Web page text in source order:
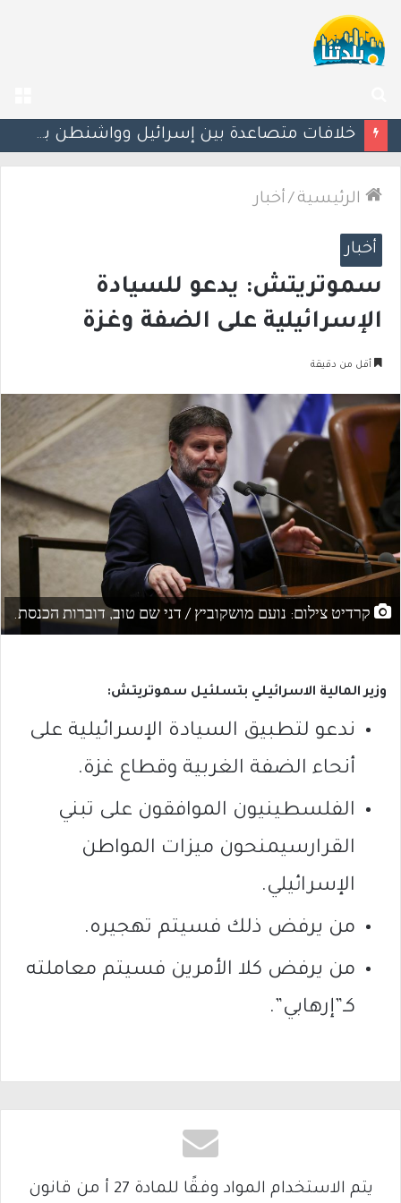
عن
قواعد جديدة لتنظيم التواصل بين الأهالي والمعلمين.. و«واتساب» قد يُحظر خارج ساعات محددة
الرئيسية / أخبار
أخبار
سموتريتش: يدعو للسيادة
الإسرائيلية على الضفة وغزة
أقل من دقيقة
קרדיט צילום: נועם מושקוביץ / דני שם טוב, דוברות הכנסת.
وزير المالية الاسرائيلي بتسلئيل سموتريتش:
ندعو لتطبيق السيادة الإسرائيلية على
أنحاء الضفة الغربية وقطاع غزة.
الفلسطينيون الموافقون على تبني
القرارسيمنحون ميزات المواطن
الإسرائيلي.
من يرفض ذلك فسيتم تهجيره.
من يرفض كلا الأمرين فسيتم معاملته
كـ”إرهابي”.
يتم الاستخدام المواد وفقًا للمادة 27 أ من قانون